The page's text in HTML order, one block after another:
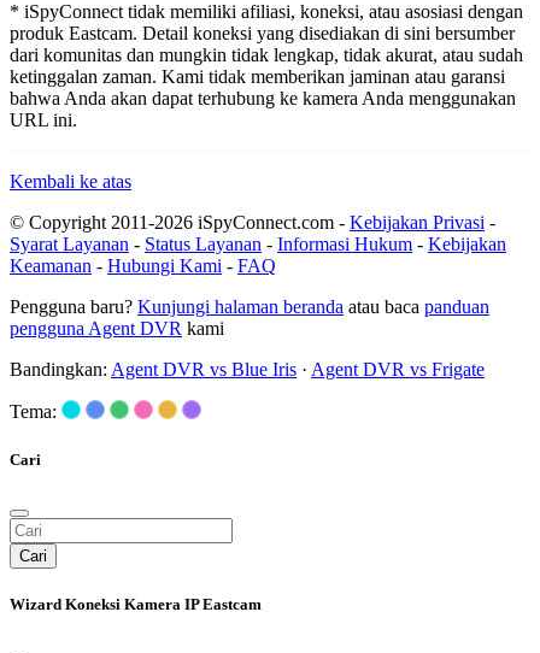
* iSpyConnect tidak memiliki afiliasi, koneksi, atau asosiasi dengan
produk Eastcam. Detail koneksi yang disediakan di sini bersumber
dari komunitas dan mungkin tidak lengkap, tidak akurat, atau sudah
ketinggalan zaman. Kami tidak memberikan jaminan atau garansi
bahwa Anda akan dapat terhubung ke kamera Anda menggunakan
URL ini.
Kembali ke atas
© Copyright 2011-2026 iSpyConnect.com - Kebijakan Privasi -
Syarat Layanan - Status Layanan - Informasi Hukum - Kebijakan
Keamanan - Hubungi Kami - FAQ
Pengguna baru? Kunjungi halaman beranda atau baca panduan
pengguna Agent DVR kami
Bandingkan: Agent DVR vs Blue Iris · Agent DVR vs Frigate
Tema:
Cari
Cari
Wizard Koneksi Kamera IP Eastcam